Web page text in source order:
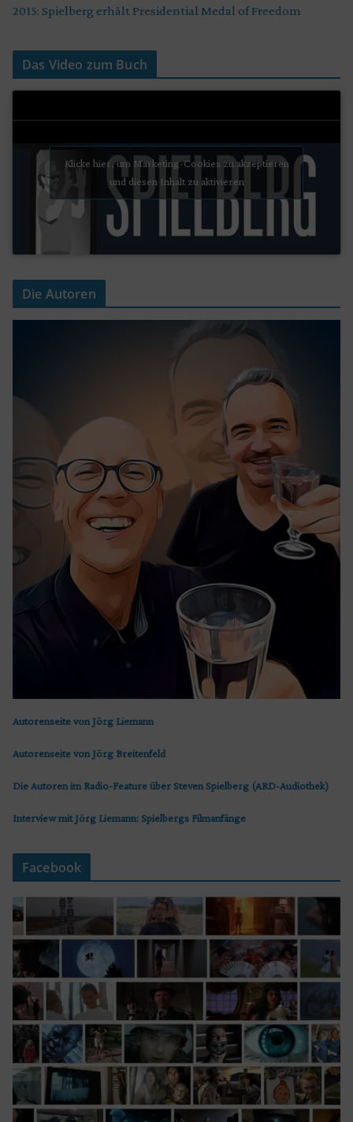
2015: Spielberg erhält Presidential Medal of Freedom
Das Video zum Buch
Klicke hier, um Marketing-Cookies zu akzeptieren
und diesen Inhalt zu aktivieren
Die Autoren
Autorenseite von Jörg Liemann
Autorenseite von Jörg Breitenfeld
Die Autoren im Radio-Feature über Steven Spielberg (ARD-Audiothek)
Interview mit Jörg Liemann: Spielbergs Filmanfänge
Facebook